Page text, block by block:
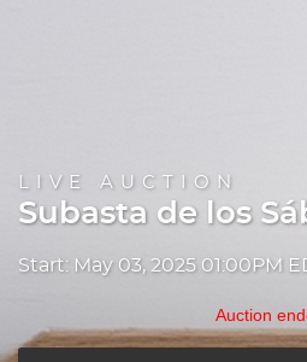
LIVE AUCTION
Subasta de los
Start: May 03, 2025 01:00PM
Auction